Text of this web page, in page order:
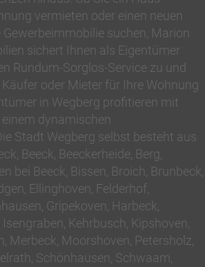
vermieten oder einen neuen
suchen, Marion
sichert Ihnen als Eigentümer
Rundum-Sorglos-Service zu und
oder Mieter für Ihre Wohnung
in Wegberg profitieren mit
dynamischen
Stadt Wegberg selbst besteht aus
Beeck, Beeckerheide, Berg,
bei Beeck, Bissen, Broich, Brunbeck,
Ellinghoven, Felderhof,
Gripekoven, Harbeck,
Kehrbusch, Kipshoven,
Merbeck, Moorshoven, Petersholz,
Schönhausen, Schwaam,